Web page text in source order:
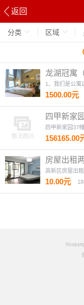
返回
分类 区域
龙湖冠寓
商圈对面
1、我们是公寓
1500.00元
四甲新家
四甲新家园37
156165.00
房屋出租
高新区房屋出
10.00元